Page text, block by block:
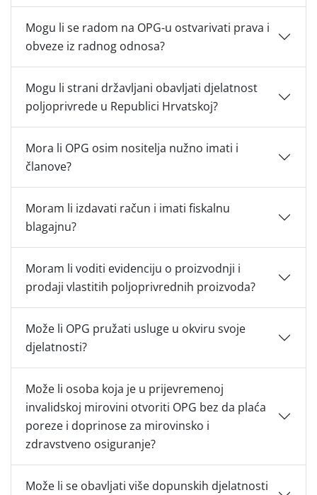
Mogu li se radom na OPG-u ostvarivati prava i
obveze iz radnog odnosa?
Mogu li strani državljani obavljati djelatnost
poljoprivrede u Republici Hrvatskoj?
Mora li OPG osim nositelja nužno imati i
članove?
Moram li izdavati račun i imati fiskalnu
blagajnu?
Moram li voditi evidenciju o proizvodnji i
prodaji vlastitih poljoprivrednih proizvoda?
Može li OPG pružati usluge u okviru svoje
djelatnosti?
Može li osoba koja je u prijevremenoj
invalidskoj mirovini otvoriti OPG bez da plaća
poreze i doprinose za mirovinsko i
zdravstveno osiguranje?
Može li se obavljati više dopunskih djelatnosti